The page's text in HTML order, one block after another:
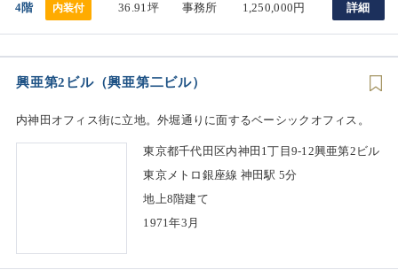
4階 内装付 36.91坪 事務所 1,250,000円 詳細
興亜第2ビル（興亜第二ビル）
内神田オフィス街に立地。外堀通りに面するベーシックオフィス。
東京都千代田区内神田1丁目9-12興亜第2ビル
東京メトロ銀座線 神田駅 5分
地上8階建て
1971年3月